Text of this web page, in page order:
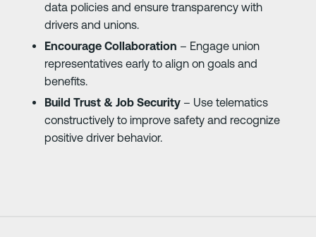
data policies and ensure transparency with
drivers and unions.
Encourage Collaboration – Engage union
representatives early to align on goals and
benefits.
Build Trust & Job Security– Use telematics
constructively to improve safety and recognize
positive driver behavior.